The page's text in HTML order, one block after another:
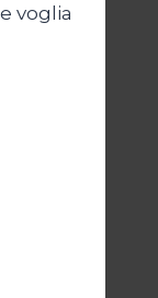
voglia